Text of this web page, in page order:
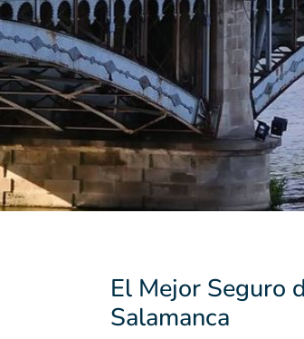
El Mejor Seguro
Salamanca